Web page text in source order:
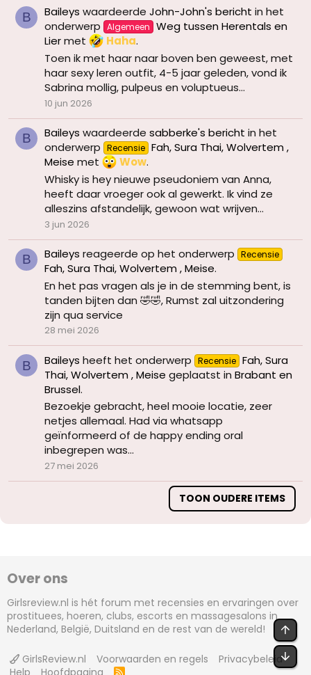
B Baileys waardeerde John-John's bericht in het
onderwerp Algemeen
Weg tussen Herentals en
Liermet Haha.
Toen ik met haar naar boven ben geweest, met
haar sexy leren outfit, 4-5 jaar geleden, vond ik
Sabrina mollig, pulpeus en voluptueus...
10 jun 2026
B Baileys waardeerde sabberke's bericht in het
onderwerp Recensie Fah, Sura Thai, Wolvertem ,
Meise met Wow.
Whisky is hey nieuwe pseudoniem van Anna,
heeft daar vroeger ook al gewerkt. Ik vind ze
alleszins afstandelijk, gewoon wat wrijven...
3 jun 2026
B Baileys reageerde op het onderwerp Recensie
Fah, Sura Thai, Wolvertem , Meise.
En het pas vragen als je in de stemming bent, is
tanden bijten dan 🤣🤣, Rumst zal uitzondering
zijn qua service
28 mei 2026
B Baileys heeft het onderwerp Recensie Fah, Sura
Thai, Wolvertem , Meise geplaatst in Brabant en
Brussel.
Bezoekje gebracht, heel mooie locatie, zeer
netjes allemaal. Had via whatsapp
geïnformeerd of de happy ending oral
inbegrepen was...
27 mei 2026
TOON OUDERE ITEMS
Over ons
Girlsreview.nl is hét forum met recensies en ervaringen over
prostituees, hoeren, clubs, escorts en massagesalons in
Nederland, België, Duitsland en de rest van de wereld!
GirlsReview.nl Voorwaarden en regels
Privacybeleid
R